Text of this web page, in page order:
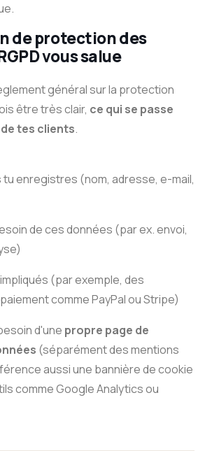
de protection des
vous salue
général sur la protection
être très clair, ce qui se passe
tes clients.
enregistres (nom, adresse, e-mail,
de ces données (par ex. envoi,
(par exemple, des
comme PayPal ou Stripe)
d'une propre page de
(séparément des mentions
aussi une bannière de cookie
comme Google Analytics ou